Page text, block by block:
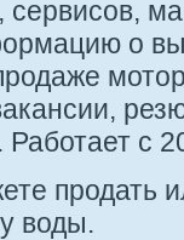
о
с
продать
воды.